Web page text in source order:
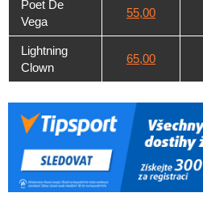
Poet De
Vega
55,00
Lightning
Clown
65,00